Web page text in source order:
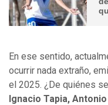
En ese sentido,
ocurrir nada extraño,
el 2025. ¿De quiénes
Ignacio Tapia,